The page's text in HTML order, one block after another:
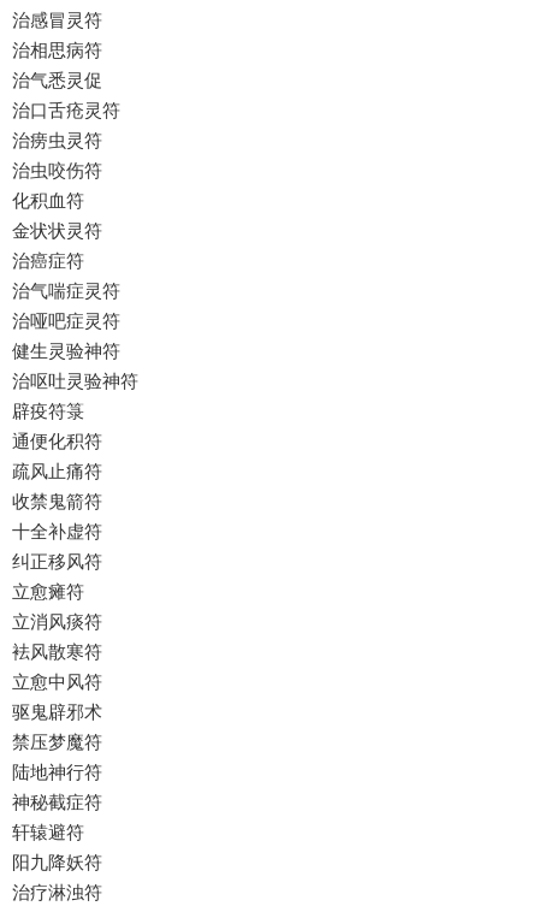
治感冒灵符
治相思病符
治气悉灵促
治口舌疮灵符
治痨虫灵符
治虫咬伤符
化积血符
金状状灵符
治癌症符
治气喘症灵符
治哑吧症灵符
健生灵验神符
治呕吐灵验神符
辟疫符箓
通便化积符
疏风止痛符
收禁鬼箭符
十全补虚符
纠正移风符
立愈瘫符
立消风痰符
袪风散寒符
立愈中风符
驱鬼辟邪术
禁压梦魔符
陆地神行符
神秘截症符
轩辕避符
阳九降妖符
治疗淋浊符